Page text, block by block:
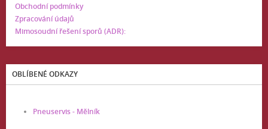
Obchodní podmínky
Zpracování údajů
Mimosoudní řešení sporů (ADR):
OBLÍBENÉ ODKAZY
Pneuservis - Mělník